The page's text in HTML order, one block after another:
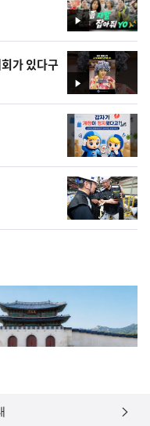
영
상
영
상
가 있다구